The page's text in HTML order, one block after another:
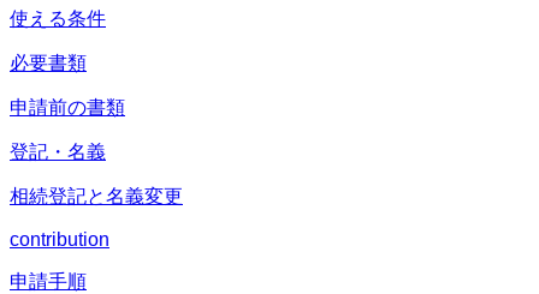
使える条件
必要書類
申請前の書類
登記・名義
相続登記と名義変更
contribution
申請手順